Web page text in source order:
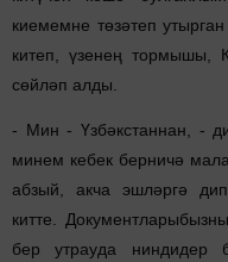
киемемне төзәтеп
китеп, үзенең тормышы,
сөйләп алды.
- Мин - Үзбәкстаннан, -
минем кебек берничә
абзый, акча эшләргә
китте.
бер утрауда ниндидер